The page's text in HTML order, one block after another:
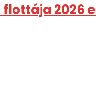
2026